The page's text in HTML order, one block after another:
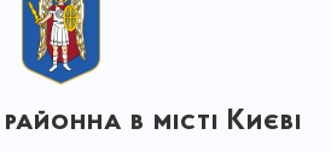
в місті Києві